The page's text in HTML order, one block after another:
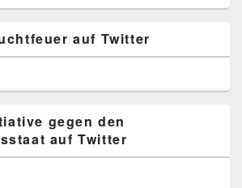
auf Twitter
gegen den
auf Twitter